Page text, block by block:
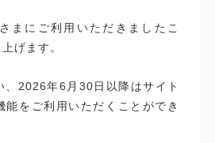
まにご利用いただきましたこ
げます。
、2026年6月30日以降はサイト
能をご利用いただくことができ